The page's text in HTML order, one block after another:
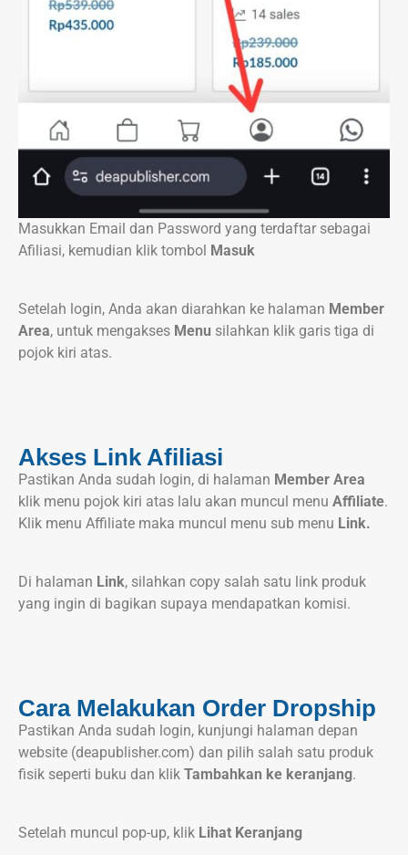
Masukkan Email dan Password yang terdaftar sebagai
Afiliasi, kemudian klik tombol Masuk
Setelah login, Anda akan diarahkan ke halaman Member
Area, untuk mengakses Menu silahkan klik garis tiga di
pojok kiri atas.
Akses Link Afiliasi
Pastikan Anda sudah login, di halaman Member Area
klik menu pojok kiri atas lalu akan muncul menu Affiliate.
Klik menu Affiliate maka muncul menu sub menu Link.
Di halaman Link, silahkan copy salah satu link produk
yang ingin di bagikan supaya mendapatkan komisi.
Cara Melakukan Order Dropship
Pastikan Anda sudah login, kunjungi halaman depan
website (deapublisher.com) dan pilih salah satu produk
fisik seperti buku dan klik Tambahkan ke keranjang.
Setelah muncul pop-up, klik Lihat Keranjang